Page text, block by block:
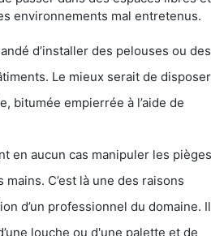
environnements mal entretenus.
d’installer des pelouses ou des
Le mieux serait de disposer
bitumée empierrée à l’aide de
en aucun cas manipuler les pièges
C’est là une des raisons
d’un professionnel du domaine. Il
louche ou d'une palette et de